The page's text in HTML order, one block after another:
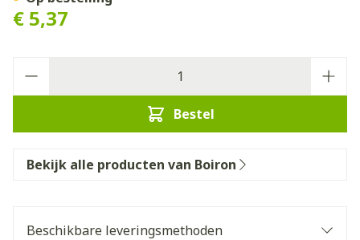
€ 5,37
Bestel
Bekijk alle producten van Boiron
Beschikbare leveringsmethoden